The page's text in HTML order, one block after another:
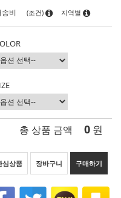
비
(조건) 지역별
총 상품 금액 0 원
심상품 장바구니 구매하기